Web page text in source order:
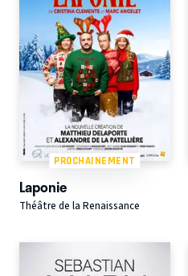
PROCHAINEMENT
Laponie
Théâtre de la Renaissance